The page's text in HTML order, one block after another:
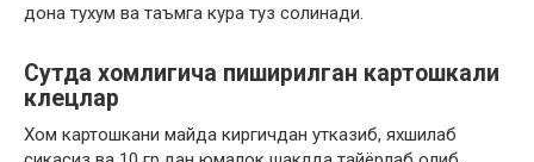
дона тухум ва таъмга кура туз солинади.
Сутда хомлигича пиширилган картошкали
клецлар
Хом картошкани майда киргичдан утказиб, яхшилаб